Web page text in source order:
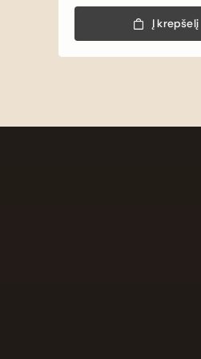
price
was:
25,00 €.
price
is:
16,00 €.
Į krepšelį